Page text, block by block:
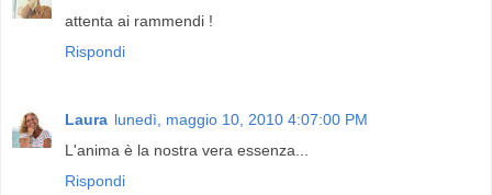
attenta ai rammendi !
Rispondi
Laura lunedì, maggio 10, 2010 4:07:00 PM
L'anima è la nostra vera essenza...
Rispondi